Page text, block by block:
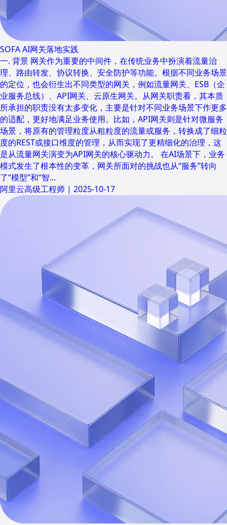
SOFA AI网关落地实践
一. 背景 网关作为重要的中间件，在传统业务中扮演着流量治
理、路由转发、协议转换、安全防护等功能。根据不同业务场景
的定位，也会衍生出不同类型的网关，例如流量网关、ESB（企
业服务总线）、API网关、云原生网关。从网关职责看，其本质
所承担的职责没有太多变化，主要是针对不同业务场景下作更多
的适配，更好地满足业务使用。比如，API网关则是针对微服务
场景，将原有的管理粒度从粗粒度的流量或服务，转换成了细粒
度的REST或接口维度的管理，从而实现了更精细化的治理，这
是从流量网关演变为API网关的核心驱动力。 在AI场景下，业务
模式发生了根本性的变革，网关所面对的挑战也从“服务”转向
了“模型”和“智...
阿里云高级工程师 | 2025-10-17